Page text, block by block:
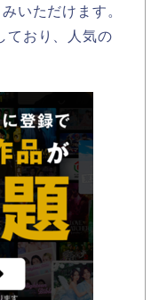
いただけます。
ており、人気の